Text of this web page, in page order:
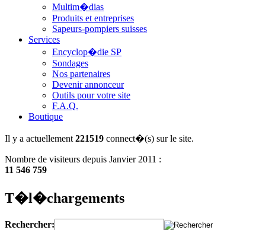
Multim�dias
Produits et entreprises
Sapeurs-pompiers suisses
Services
Encyclop�die SP
Sondages
Nos partenaires
Devenir annonceur
Outils pour votre site
F.A.Q.
Boutique
Il y a actuellement 221519 connect�(s) sur le site.
Nombre de visiteurs depuis Janvier 2011 :
11 546 759
T�l�chargements
Rechercher: